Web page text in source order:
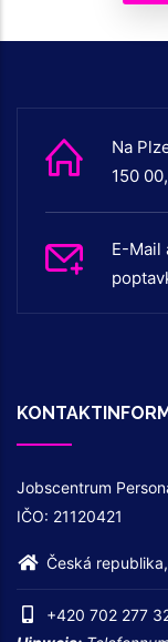
Na
150
E-Mail
Jobscentrum
IČO: 21120421
Česká
+420 702 277